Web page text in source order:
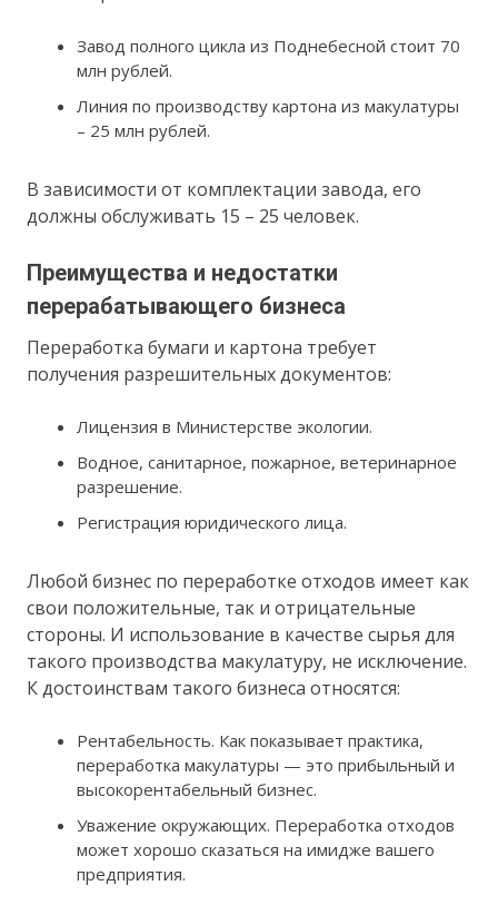
Завод полного цикла из Поднебесной стоит 70
млн рублей.
Линия по производству картона из макулатуры
– 25 млн рублей.
В зависимости от комплектации завода, его
должны обслуживать 15 – 25 человек.
Преимущества и недостатки
перерабатывающего бизнеса
Переработка бумаги и картона требует
получения разрешительных документов:
Лицензия в Министерстве экологии.
Водное, санитарное, пожарное, ветеринарное
разрешение.
Регистрация юридического лица.
Любой бизнес по переработке отходов имеет как
свои положительные, так и отрицательные
стороны. И использование в качестве сырья для
такого производства макулатуру, не исключение.
К достоинствам такого бизнеса относятся:
Рентабельность. Как показывает практика,
переработка макулатуры — это прибыльный и
высокорентабельный бизнес.
Уважение окружающих. Переработка отходов
может хорошо сказаться на имидже вашего
предприятия.